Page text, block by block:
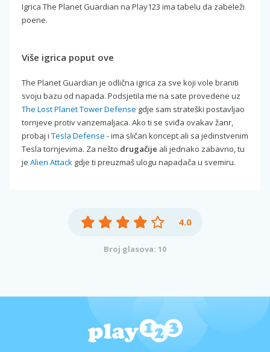
Igrica The Planet Guardian na Play123 ima tabelu da zabeleži
poene.
Više igrica poput ove
The Planet Guardian je odlična igrica za sve koji vole braniti
svoju bazu od napada. Podsjetila me na sate provedene uz
The Lost Planet Tower Defense gdje sam strateški postavljao
tornjeve protiv vanzemaljaca. Ako ti se sviđa ovakav žanr,
probaj i Tesla Defense - ima sličan koncept ali sa jedinstvenim
Tesla tornjevima. Za nešto drugačije ali jednako zabavno, tu
je Alien Attack gdje ti preuzmaš ulogu napadača u svemiru.
4.0
Broj glasova: 10